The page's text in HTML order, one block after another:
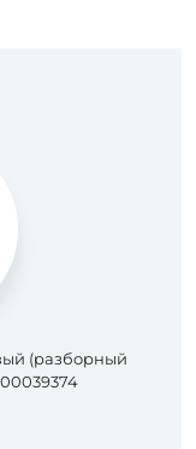
(разборный